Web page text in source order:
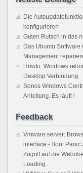
Die
konfigurieren
Guten Rutsch in das
Das Ubuntu Software
Management
Howto: Windows
Desktop Verbindung
Sonos Windows
Anleitung. Es läuft !
Feedback
Vmware server:
interface - Boot Panic
Zugriff auf die
Loading ..